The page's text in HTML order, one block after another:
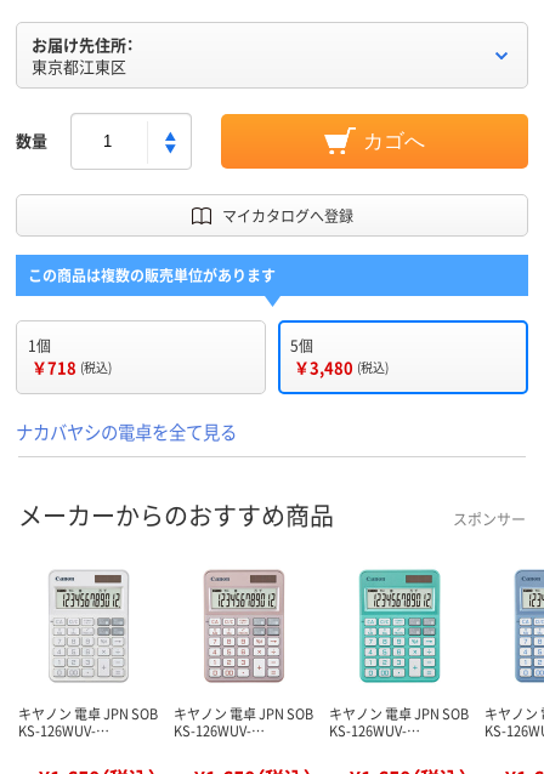
お届け先住所：
東京都江東区
数量 カゴへ
マイカタログへ登録
この商品は複数の販売単位があります
1個
￥718 (税込)
5個
￥3,480 (税込)
ナカバヤシの電卓を全て見る
メーカーからのおすすめ商品 スポンサー
キヤノン 電卓 JPN SOB
KS-126WUV-…
キヤノン 電卓 JPN SOB
KS-126WUV-…
キヤノン 電卓 JPN SOB
KS-126WUV-…
キヤノン
KS-